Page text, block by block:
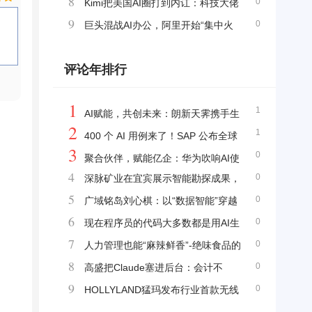
竞争，争夺智能入口
Kimi把美国AI圈打到内讧：科技大佬
倒向开源，安全派急着封堵
0
9
巨头混战AI办公，阿里开始“集中火
评论年排行
1
1
AI赋能，共创未来：朗新天霁携手生
态伙伴共拓人力资源数字化蓝海
1
2
400 个 AI 用例来了！SAP 公布全球
最强企业级 AI 路线图
0
3
聚合伙伴，赋能亿企：华为吹响AI使
能商业市场集结号
0
4
深脉矿业在宜宾展示智能勘探成果，
规划建设宜宾研发制造基地助力产业升级
0
5
广域铭岛刘心棋：以“数据智能”穿越
周期，生态协同重塑制造业价值链 ——2026
天津智博会圆桌对话
0
6
现在程序员的代码大多数都是用AI生
成的，后面会成为屎山代码看不懂吗？
0
7
人力管理也能“麻辣鲜香”-绝味食品的
数字化HR实践
0
8
高盛把Claude塞进后台：会计不
会“死”，但SaaS的席位费会先松动
0
9
HOLLYLAND猛玛发布行业首款无线